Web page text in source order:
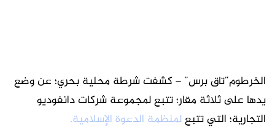
الخرطوم”تاق برس” – كشفت شرطة محلية بحري؛ عن وضع
يدها على ثلاثة مقار؛ تتبع لمجموعة شركات دانفوديو
التجارية؛ التي تتبع لمنظمة الدعوة الإسلامية.